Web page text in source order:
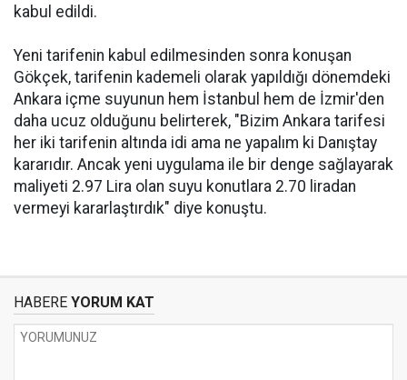
kabul edildi.
Yeni tarifenin kabul edilmesinden sonra konuşan
Gökçek, tarifenin kademeli olarak yapıldığı dönemdeki
Ankara içme suyunun hem İstanbul hem de İzmir'den
daha ucuz olduğunu belirterek, "Bizim Ankara tarifesi
her iki tarifenin altında idi ama ne yapalım ki Danıştay
kararıdır. Ancak yeni uygulama ile bir denge sağlayarak
maliyeti 2.97 Lira olan suyu konutlara 2.70 liradan
vermeyi kararlaştırdık" diye konuştu.
HABERE YORUM KAT